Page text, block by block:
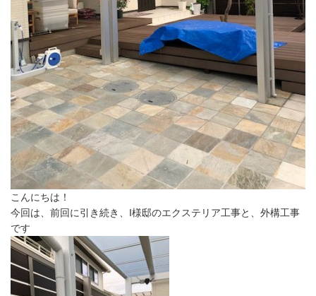
こんにちは！
今回は、前回に引き続き、I様邸のエクステリア工事と、外構工事
です